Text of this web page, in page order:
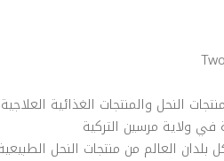
النحل والمنتجات الغذائية العلاجية
ولاية مرسين التركية
العالم من منتجات النحل الطبيعية